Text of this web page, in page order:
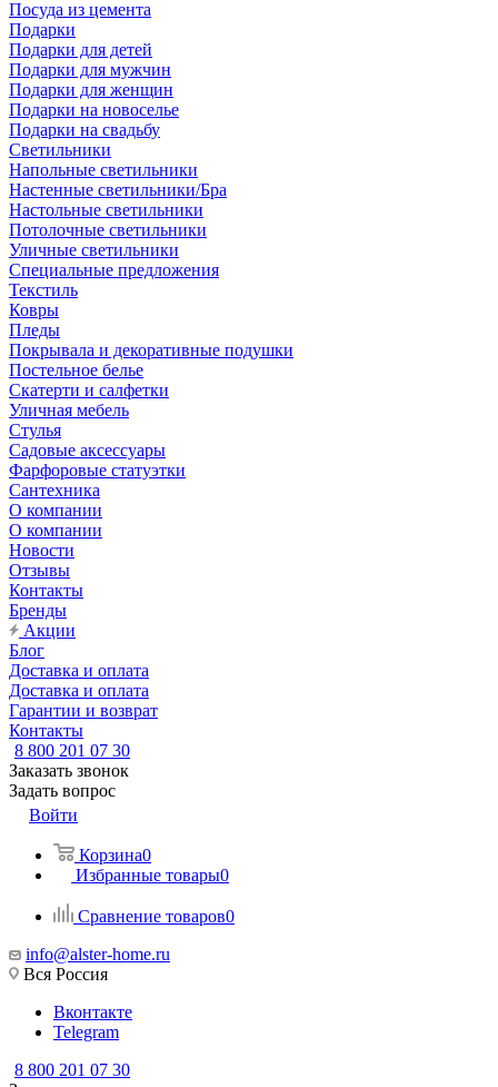
Посуда из цемента
Подарки
Подарки для детей
Подарки для мужчин
Подарки для женщин
Подарки на новоселье
Подарки на свадьбу
Светильники
Напольные светильники
Настенные светильники/Бра
Настольные светильники
Потолочные светильники
Уличные светильники
Специальные предложения
Текстиль
Ковры
Пледы
Покрывала и декоративные подушки
Постельное белье
Скатерти и салфетки
Уличная мебель
Стулья
Садовые аксессуары
Фарфоровые статуэтки
Сантехника
О компании
О компании
Новости
Отзывы
Контакты
Бренды
Акции
Блог
Доставка и оплата
Доставка и оплата
Гарантии и возврат
Контакты
8 800 201 07 30
Заказать звонок
Задать вопрос
Войти
Корзина0
Избранные товары0
Сравнение товаров0
info@alster-home.ru
Вся Россия
Вконтакте
Telegram
8 800 201 07 30